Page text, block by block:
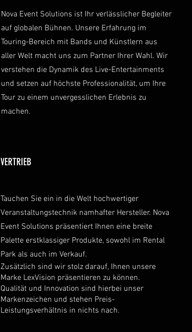
Nova Event Solutions ist Ihr verlässlicher Begleiter
auf globalen Bühnen. Unsere Erfahrung im
Touring-Bereich mit Bands und Künstlern aus
aller Welt macht uns zum Partner Ihrer Wahl. Wir
verstehen die Dynamik des Live-Entertainments
und setzen auf höchste Professionalität, um Ihre
Tour zu einem unvergesslichen Erlebnis zu
machen.
VERTRIEB
Tauchen Sie ein in die Welt hochwertiger
Veranstaltungstechnik namhafter Hersteller. Nova
Event Solutions präsentiert Ihnen eine breite
Palette erstklassiger Produkte, sowohl im Rental
Park als auch im Verkauf.
Zusätzlich sind wir stolz darauf, Ihnen unsere
Marke LexVision präsentieren zu können.
Qualität und Innovation sind hierbei unser
Markenzeichen und stehen Preis-
Leistungsverhältnis in nichts nach.